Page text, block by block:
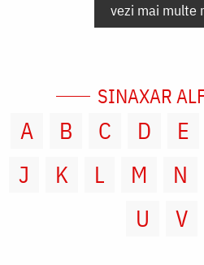
vezi mai multe
SINAXAR
A B C D E
J
K L M N
U
V